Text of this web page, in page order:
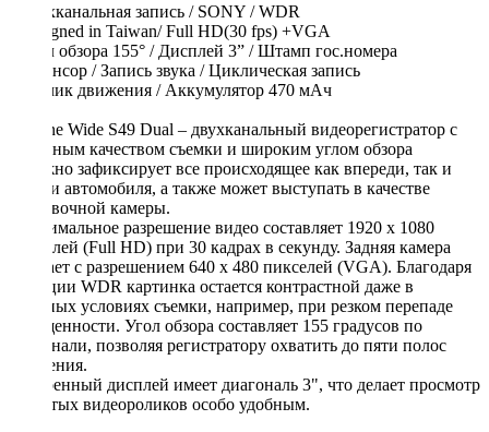
- Двухканальная запись / SONY / WDR
- Designed in Taiwan/ Full HD(30 fps) +VGA
- Угол обзора 155° / Дисплей 3” / Штамп гос.номера
- G-сенсор / Запись звука / Циклическая запись
- Датчик движения / Аккумулятор 470 мАч
Neoline Wide S49 Dual – двухканальный видеорегистратор с
отличным качеством съемки и широким углом обзора
надежно зафиксирует все происходящее как впереди, так и
позади автомобиля, а также может выступать в качестве
парковочной камеры.
Максимальное разрешение видео составляет 1920 х 1080
пикселей (Full HD) при 30 кадрах в секунду. Задняя камера
снимает с разрешением 640 х 480 пикселей (VGA). Благодаря
функции WDR картинка остается контрастной даже в
сложных условиях съемки, например, при резком перепаде
освещенности. Угол обзора составляет 155 градусов по
диагонали, позволяя регистратору охватить до пяти полос
движения.
Встроенный дисплей имеет диагональ 3", что делает просмотр
отснятых видеороликов особо удобным.